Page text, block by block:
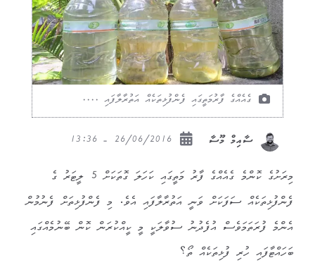
ގެއެއްގެ ފާރުމަތީގައި ފެންފުޅިތަކެއް އަތުރާލާފައި ....
ސާއިމް މޫސާ
މިރަށުގެ ކޮންމެ ގެއެއްގެ ފާރު މަތީގައި ކަހަލަ ގޮތަކަށް 5 ލީޓަރު ގެ
ފެންފުޅިތަކެއް ސަފަކަށް ވަނީ އަތުރާލާފައި އެވެ. މި ފެންފުޅިތަށް ފެނުމުން
އެންމެ ފުރަތަމަވެސް އުފެދުނު ސުވާލަކީ މީ ކީއްކުރަން ކޮން ބޭނުމެއްގައި
ބަހައްޓާފައި ހުރި ފުޅިތަކެއް ތޯ؟